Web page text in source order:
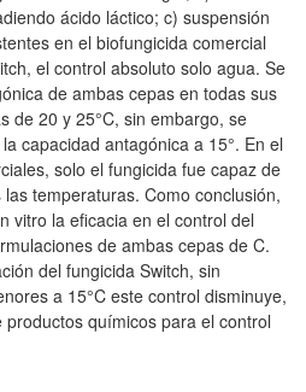
ácido láctico; c) suspensión
en el biofungicida comercial
el control absoluto solo agua. Se
de ambas cepas en todas sus
de 20 y 25°C, sin embargo, se
capacidad antagónica a 15°. En el
solo el fungicida fue capaz de
temperaturas. Como conclusión,
vitro la eficacia en el control del
de ambas cepas de C.
del fungicida Switch, sin
a 15°C este control disminuye,
químicos para el control